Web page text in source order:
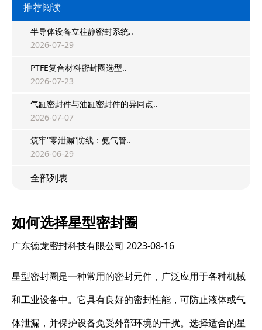
推荐阅读
半导体设备立柱静密封系统..
2026-07-29
PTFE复合材料密封圈选型..
2026-07-23
气缸密封件与油缸密封件的异同点..
2026-07-07
筑牢“零泄漏”防线：氨气管..
2026-06-29
全部列表
如何选择星型密封圈
广东德龙密封科技有限公司 2023-08-16
星型密封圈是一种常用的密封元件，广泛应用于各种机械
和工业设备中。它具有良好的密封性能，可防止液体或气
体泄漏，并保护设备免受外部环境的干扰。选择适合的星